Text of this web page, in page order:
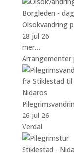
Olsokvandring
28 jul 26
mer…
Arrangementer
26 jul 26
Verdal